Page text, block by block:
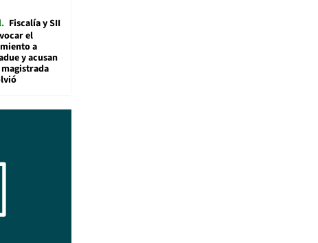
Fiscalía y SII
el
a
y acusan